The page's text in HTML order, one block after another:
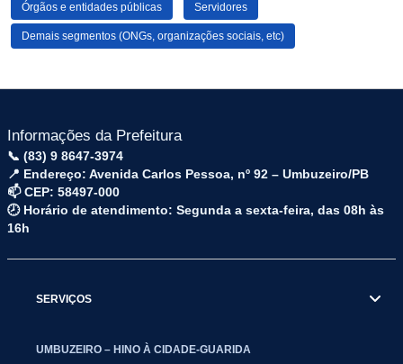
Órgãos e entidades públicas Servidores
Demais segmentos (ONGs, organizações sociais, etc)
Informações da Prefeitura
📞 (83) 9 8647-3974
📍 Endereço: Avenida Carlos Pessoa, nº 92 – Umbuzeiro/PB
📫 CEP: 58497-000
🕗 Horário de atendimento: Segunda a sexta-feira, das 08h às
16h
SERVIÇOS
UMBUZEIRO – HINO À CIDADE-GUARIDA